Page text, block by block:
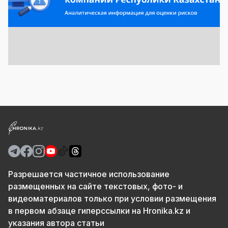
Разрешается частичное использование
размещенных на сайте текстовых, фото- и
видеоматериалов только при условии размещения
в первом абзаце гиперссылки на Hronika.kz и
указания автора статьи